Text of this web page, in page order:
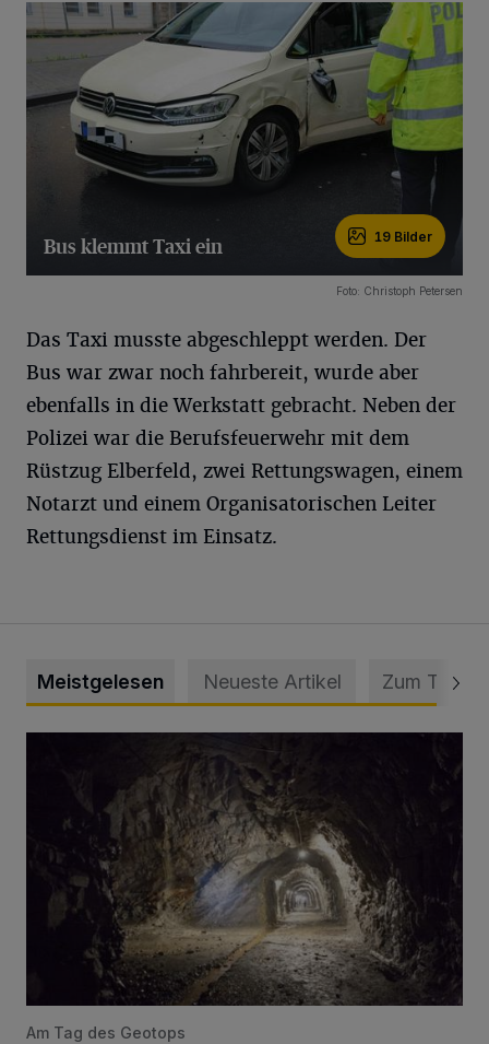
Bus klemmt Taxi ein 19 Bilder
Foto: Christoph Petersen
Das Taxi musste abgeschleppt werden. Der
Bus war zwar noch fahrbereit, wurde aber
ebenfalls in die Werkstatt gebracht. Neben der
Polizei war die Berufsfeuerwehr mit dem
Rüstzug Elberfeld, zwei Rettungswagen, einem
Notarzt und einem Organisatorischen Leiter
Rettungsdienst im Einsatz.
Meistgelesen Neueste Artikel Zum Thema
Am Tag des Geotops